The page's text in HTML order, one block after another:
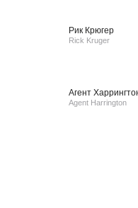
Рик Крюгер
Rick Kruger
Агент
Agent Harrington